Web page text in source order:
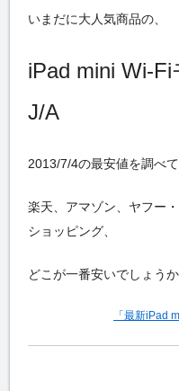
いまだに大人気商品の、
iPad mini Wi-
J/A
2013/7/4の最安値を調べて
楽天、アマゾン、ヤフー
ショッピング、
どこが一番安いでしょうか
「最新iPad